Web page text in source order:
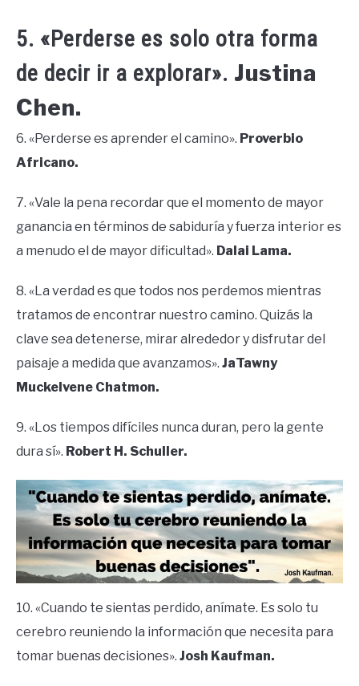
5. «Perderse es solo otra forma
de decir ir a explorar». Justina
Chen.
6. «Perderse es aprender el camino». Proverbio
Africano.
7. «Vale la pena recordar que el momento de mayor
ganancia en términos de sabiduría y fuerza interior es
a menudo el de mayor dificultad». Dalai Lama.
8. «La verdad es que todos nos perdemos mientras
tratamos de encontrar nuestro camino. Quizás la
clave sea detenerse, mirar alrededor y disfrutar del
paisaje a medida que avanzamos». JaTawny
Muckelvene Chatmon.
9. «Los tiempos difíciles nunca duran, pero la gente
dura sí». Robert H. Schuller.
10. «Cuando te sientas perdido, anímate. Es solo tu
cerebro reuniendo la información que necesita para
tomar buenas decisiones». Josh Kaufman.